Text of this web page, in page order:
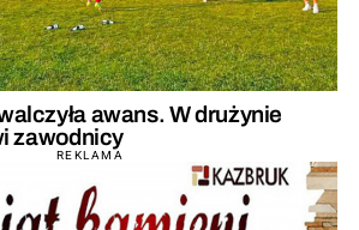
awans. W drużynie
zawodnicy
REKLAMA